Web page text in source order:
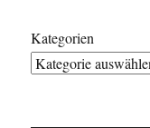
Kategorien